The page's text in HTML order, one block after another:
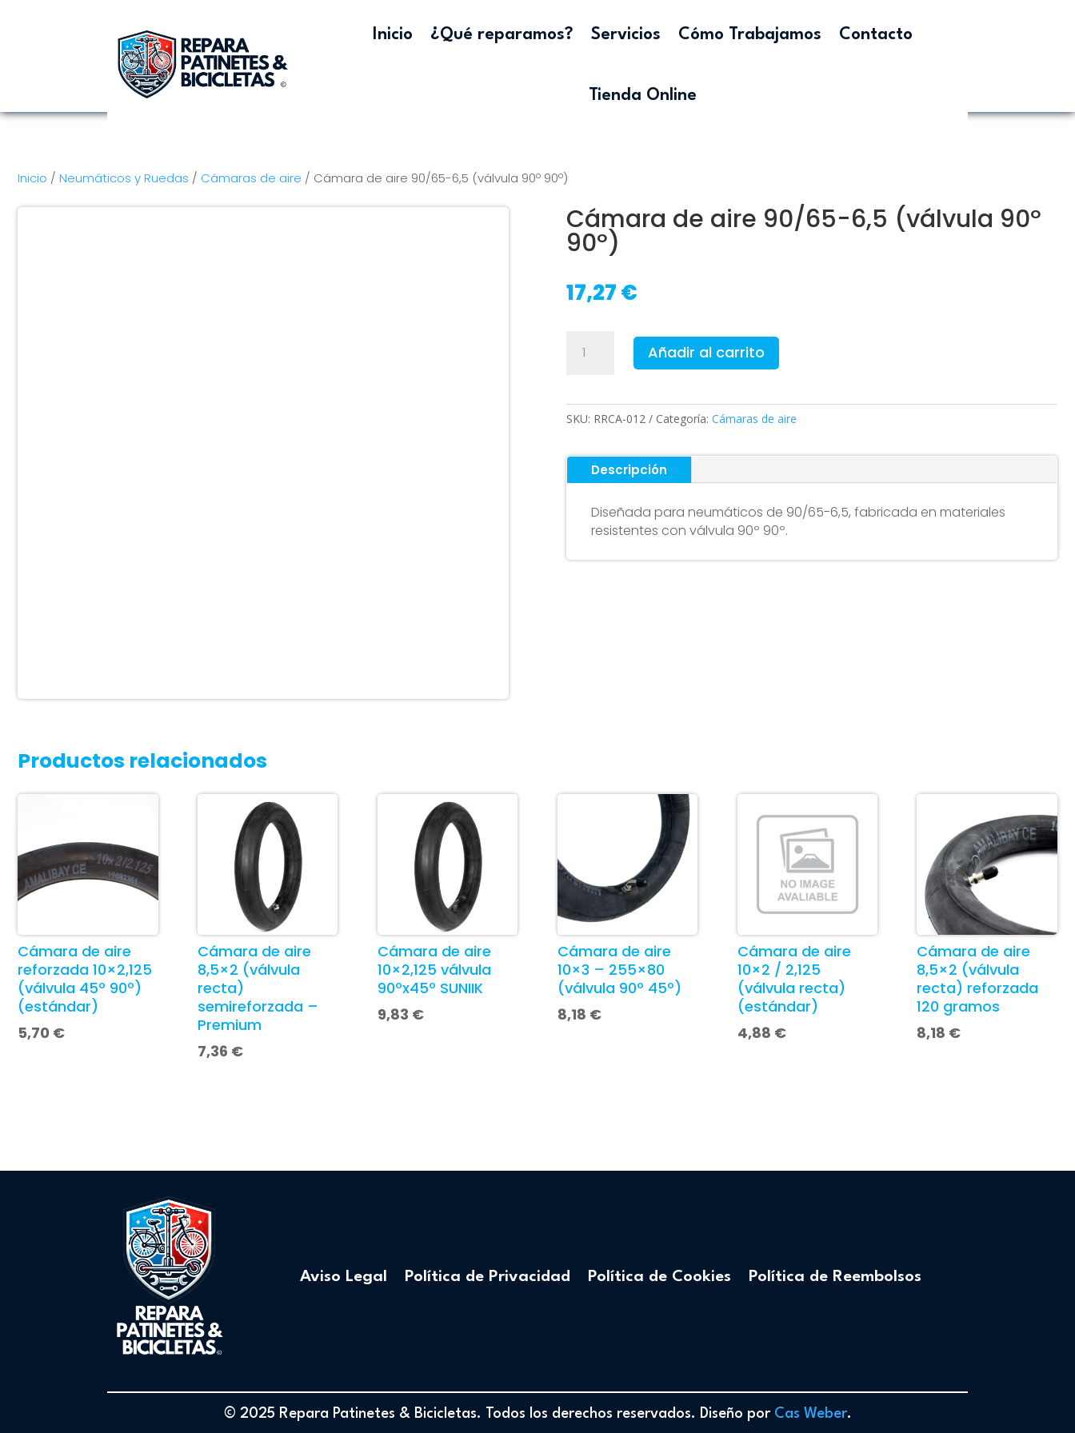
Inicio ¿Qué reparamos? Servicios Cómo Trabajamos Contacto
Tienda Online
Inicio / Neumáticos y Ruedas / Cámaras de aire / Cámara de aire 90/65-6,5 (válvula 90º 90º)
Cámara de aire 90/65-6,5 (válvula 90º
90º)
17,27€
6,5
90º)
cantidad
Añadir al carrito
SKU: RRCA-012 Categoría: Cámaras de aire
Descripción
Diseñada para neumáticos de 90/65-6,5, fabricada en materiales
resistentes con válvula 90º 90º.
Productos relacionados
Cámara de aire
reforzada 10×2,125
(válvula 45º 90º)
(estándar)
5,70 €
Cámara de aire
8,5×2 (válvula
recta)
semireforzada –
Premium
7,36 €
Cámara de aire
10×2,125 válvula
90ºx45º SUNIIK
9,83 €
Cámara de aire
10×3 – 255×80
(válvula 90º 45º)
8,18 €
Cámara de aire
10×2 / 2,125
(válvula recta)
(estándar)
4,88 €
Cámara de aire
8,5×2 (válvula
recta) reforzada
120 gramos
8,18 €
Aviso Legal Política de Privacidad Política de Cookies Política de Reembolsos
© 2025 Repara Patinetes & Bicicletas. Todos los derechos reservados. Diseño por Cas Weber.